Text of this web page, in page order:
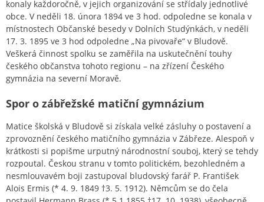
konaly každoročně, v jejich organizování se střídaly jednotlivé
obce. V neděli 18. února 1894 ve 3 hod. odpoledne se konala v
místnostech Občanské besedy v Dolních Studýnkách, v neděli
17. 3. 1895 ve 3 hod odpoledne „Na pivovaře“ v Bludově.
Veškerá činnost spolku se zaměřila na uskutečnění touhy
českého občanstva tohoto regionu – na zřízení Českého
gymnázia na severní Moravě.
Spor o zábřežské matiční gymnázium
Matice školská v Bludově si získala velké zásluhy o postavení a
zprovoznění českého matičního gymnázia v Zábřeze. Alespoň v
krátkosti si popišme urputný národnostní souboj, který se tehdy
rozpoutal. Českou stranu v tomto politickém, bezohledném a
nesmlouvavém boji zastupoval bludovský farář P. František
Alois Ermis (* 4. 9. 1849 †3. 5. 1912). Němcům se do čela